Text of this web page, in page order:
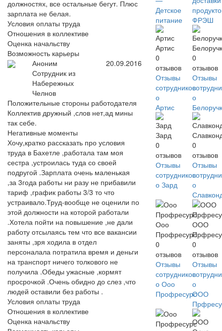
должностях, все остальные бегут. Плюс
зарплата не белая.
Условия оплаты труда
Отношения в коллективе
Оценка начальству
Возможность карьеры
Аноним
Сотрудник из
Набережных
Челнов
20.09.2016
Положительные стороны работодателя
Коллектив дружный ,слов нет,ад мины
так себе.
Негативные моменты
Хочу,кратко рассказать про условия
труда в Бахетле ,работала там моя
сестра ,устроилась туда со своей
подругой .Зарплата очень маленькая
,за 3года работы ни разу не прибавили
тариф ,график работы 3/3 то что
устраивало.Труд-вообще не оценили по
этой должности на которой работали
.Хотела пойти на повышение ,не дали
работу отсылаясь тем что все вакансии
заняты ,зря ходила в отдел
персоналала потратила время и деньги
на транспорт ничего толкового не
получила .Обеды ужасные ,кормят
просрочкой .Очень обидно до слез ,что
людей оставили без работы .
Условия оплаты труда
Отношения в коллективе
Оценка начальству
Детское
питание
ФРЭШ
Артис
0
отзывов
Отзывы
сотрудников
о
Артис
0
отзывов
Отзывы
о
Зард
0
отзывов
Отзывы
сотрудников
о Зард
0
отзывов
Отзывы
о
Ооо
Профресурс
0
отзывов
Отзывы
сотрудников
о Ооо
Профресурс
ООО
0
отзывов
Отзывы
о
ООО